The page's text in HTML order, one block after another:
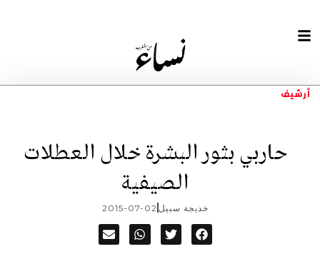
أرشيف
حاربي بثور البشرة خلال العطلات
الصيفية
خديجة سبيل 2015-07-02